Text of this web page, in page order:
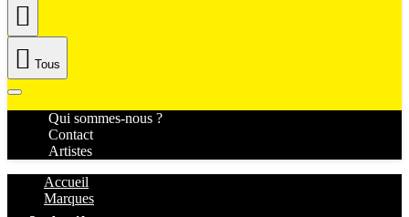

 Tous
Qui sommes-nous ?
Contact
Artistes
Accueil
Marques